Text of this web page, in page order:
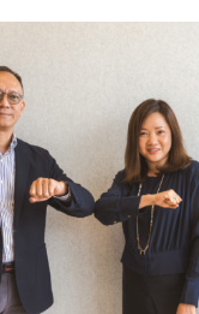
多應用程式都會在雲端
的 WAN 流量，傳統網
處不同地點的分行或辦
，更有機會因為網絡擠
解決了現時傳統電路上
breakout，能夠從本地
網服務提供商(ISP) ，
、Google 等等。 零信
WAN 平台，如
為基礎，能有效提供